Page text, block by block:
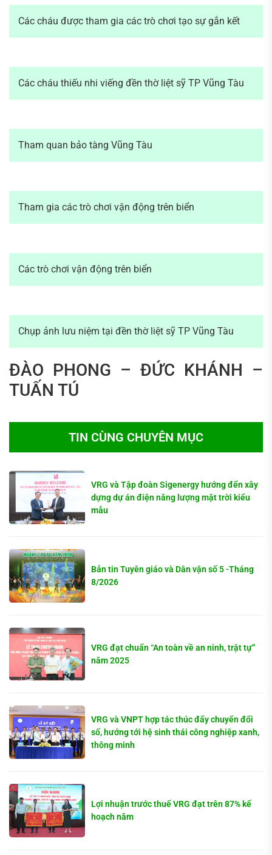
Các cháu được tham gia các trò chơi tạo sự gắn kết
Các cháu thiếu nhi viếng đền thờ liệt sỹ TP Vũng Tàu
Tham quan bảo tàng Vũng Tàu
Tham gia các trò chơi vận động trên biển
Các trò chơi vận động trên biển
Chụp ảnh lưu niệm tại đền thờ liệt sỹ TP Vũng Tàu
ĐÀO PHONG – ĐỨC KHÁNH –
TUẤN TÚ
TIN CÙNG CHUYÊN MỤC
VRG và Tập đoàn Sigenergy hướng đến xây
dựng dự án điện năng lượng mặt trời kiểu
mẫu
Bản tin Tuyên giáo và Dân vận số 5 -Tháng
8/2026
VRG đạt chuẩn “An toàn về an ninh, trật tự”
năm 2025
VRG và VNPT hợp tác thúc đẩy chuyển đổi
số, hướng tới hệ sinh thái công nghiệp xanh,
thông minh
Lợi nhuận trước thuế VRG đạt trên 87% kế
hoạch năm